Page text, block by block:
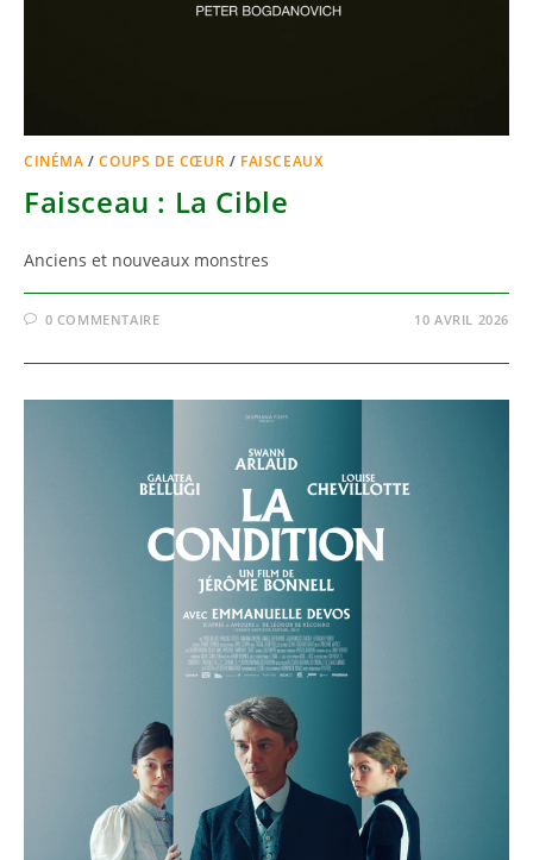
CINÉMA /COUPS DE CŒUR / FAISCEAUX
Faisceau : La Cible
Anciens et nouveaux monstres
0 COMMENTAIRE 10 AVRIL 2026